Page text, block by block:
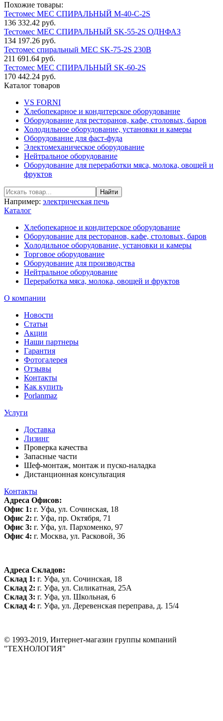
Похожие товары:
Тестомес MEC СПИРАЛЬНЫЙ M-40-C-2S
136 332.42 руб.
Тестомес MEC СПИРАЛЬНЫЙ SK-55-2S ОДНФАЗ
134 197.26 руб.
Тестомес спиральный MEC SK-75-2S 230В
211 691.64 руб.
Тестомес MEC СПИРАЛЬНЫЙ SK-60-2S
170 442.24 руб.
Каталог товаров
VS FORNI
Хлебопекарное и кондитерское оборудование
Оборудование для ресторанов, кафе, столовых, баров
Холодильное оборудование, установки и камеры
Оборудование для фаст-фуда
Электомеханическое оборудование
Нейтральное оборудование
Оборудование для переработки мяса, молока, овощей и
фруктов
Например: электрическая печь
Каталог
Хлебопекарное и кондитерское оборудование
Оборудование для ресторанов, кафе, столовых, баров
Холодильное оборудование, установки и камеры
Торговое оборудование
Оборудование для производства
Нейтральное оборудование
Переработка мяса, молока, овощей и фруктов
О компании
Новости
Статьи
Акции
Наши партнеры
Гарантия
Фотогалерея
Отзывы
Контакты
Как купить
Porlanmaz
Услуги
Доставка
Лизинг
Проверка качества
Запасные части
Шеф-монтаж, монтаж и пуско-наладка
Дистанционная консультация
Контакты
Адреса Офисов:
Офис 1: г. Уфа, ул. Сочинская, 18
Офис 2: г. Уфа, пр. Октября, 71
Офис 3: г. Уфа, ул. Пархоменко, 97
Офис 4: г. Москва, ул. Расковой, 36
Адреса Складов:
Склад 1: г. Уфа, ул. Сочинская, 18
Склад 2: г. Уфа, ул. Силикатная, 25А
Склад 3: г. Уфа, ул. Школьная, 6
Склад 4: г. Уфа, ул. Деревенская переправа, д. 15/4
© 1993-2019, Интернет-магазин группы компаний
"ТЕХНОЛОГИЯ"